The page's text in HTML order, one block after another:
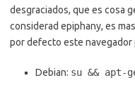
desgraciados, que es cosa
considerad epiphany, es
por defecto este navegador
Debian: su && apt-